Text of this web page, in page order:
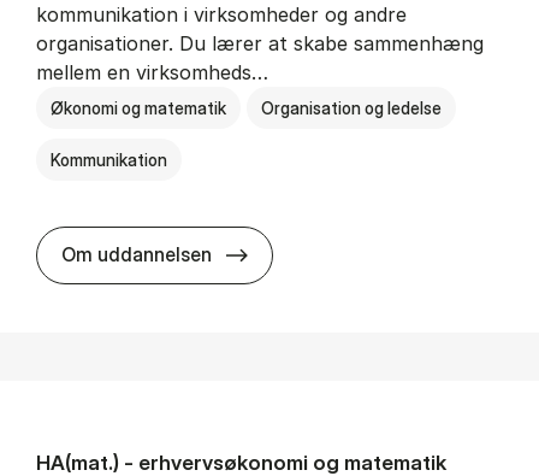
kommunikation i virksomheder og andre
organisationer. Du lærer at skabe sammenhæng
mellem en virksomheds…
Økonomi og matematik Organisation og ledelse
Kommunikation
Om uddannelsen HA(kom.) - erhvervs­økonomi
HA(mat.) - erhvervs­økonomi og ma­te­ma­tik